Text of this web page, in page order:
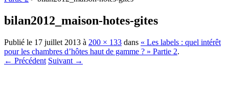
bilan2012_maison-hotes-gites
Publié le 17 juillet 2013 à 200 × 133 dans « Les labels : quel intérêt
pour les chambres d’hôtes haut de gamme ? » Partie 2.
← Précédent Suivant →